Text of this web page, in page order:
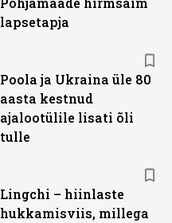
lapsetapja
Poola ja Ukraina üle 80
aasta kestnud
ajalootülile lisati õli
tulle
Lingchi – hiinlaste
hukkamisviis, millega